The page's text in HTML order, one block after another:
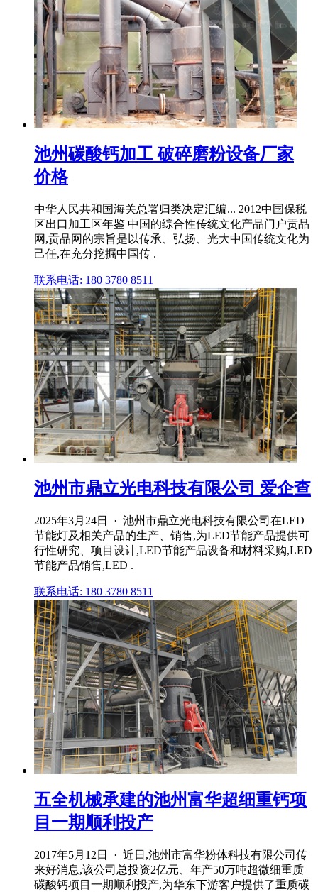
池州碳酸钙加工 破碎磨粉设备厂家
价格
中华人民共和国海关总署归类决定汇编... 2012中国保税
区出口加工区年鉴 中国的综合性传统文化产品门户贡品
网,贡品网的宗旨是以传承、弘扬、光大中国传统文化为
己任,在充分挖掘中国传 .
联系电话: 180 3780 8511
池州市鼎立光电科技有限公司 爱企查
2025年3月24日 · 池州市鼎立光电科技有限公司在LED
节能灯及相关产品的生产、销售,为LED节能产品提供可
行性研究、项目设计,LED节能产品设备和材料采购,LED
节能产品销售,LED .
联系电话: 180 3780 8511
五全机械承建的池州富华超细重钙项
目一期顺利投产
2017年5月12日 · 近日,池州市富华粉体科技有限公司传
来好消息,该公司总投资2亿元、年产50万吨超微细重质
碳酸钙项目一期顺利投产,为华东下游客户提供了重质碳